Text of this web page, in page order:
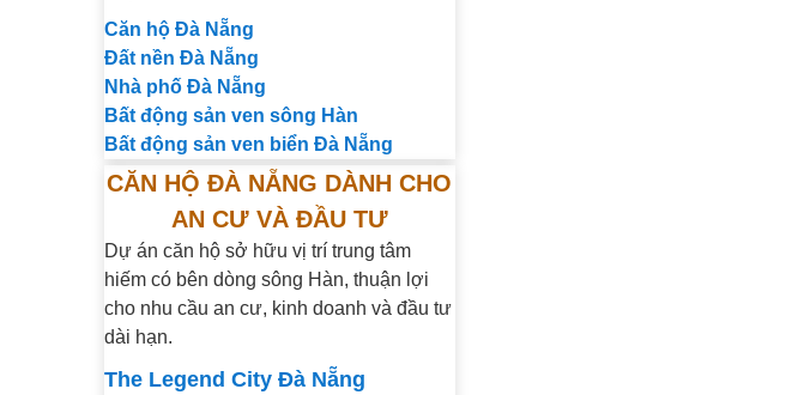
Căn hộ Đà Nẵng
Đất nền Đà Nẵng
Nhà phố Đà Nẵng
Bất động sản ven sông Hàn
Bất động sản ven biển Đà Nẵng
CĂN HỘ ĐÀ NẴNG DÀNH CHO
AN CƯ VÀ ĐẦU TƯ
Dự án căn hộ sở hữu vị trí trung tâm
hiếm có bên dòng sông Hàn, thuận lợi
cho nhu cầu an cư, kinh doanh và đầu tư
dài hạn.
The Legend City Đà Nẵng